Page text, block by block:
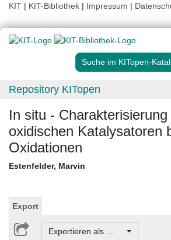
KIT | KIT-Bibliothek | Impressum |
Suche im KITopen-
Repository KITopen
In situ - Charakterisierung
oxidischen Katalysatoren
Oxidationen
Estenfelder, Marvin
Export
Exportieren als ...